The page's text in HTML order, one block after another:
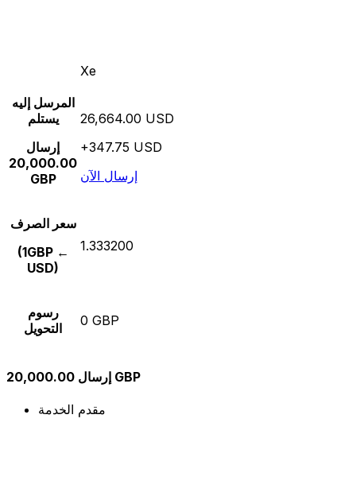
Xe
المرسل إليه
يستلم
إرسال
20,000.00
GBP
26,664.00 USD
+347.75 USD
إرسال الآن
سعر الصرف
(1GBP ←
USD)
1.333200
رسوم
التحويل
0 GBP
إرسال 20,000.00 GBP
مقدم الخدمة